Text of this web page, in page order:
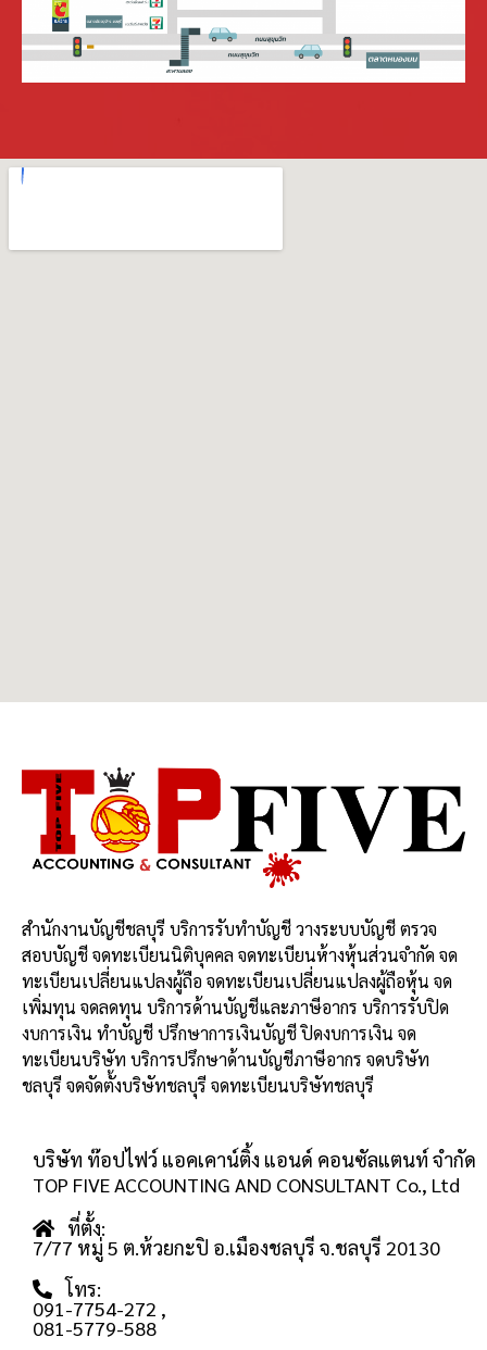
สำนักงานบัญชีชลบุรี บริการรับทำบัญชี วางระบบบัญชี ตรวจ
สอบบัญชี จดทะเบียนนิติบุคคล จดทะเบียนห้างหุ้นส่วนจำกัด จด
ทะเบียนเปลี่ยนแปลงผู้ถือ จดทะเบียนเปลี่ยนแปลงผู้ถือหุ้น จด
เพิ่มทุน จดลดทุน บริการด้านบัญชีและภาษีอากร บริการรับปิด
งบการเงิน ทำบัญชี ปรึกษาการเงินบัญชี ปิดงบการเงิน จด
ทะเบียนบริษัท บริการปรึกษาด้านบัญชีภาษีอากร จดบริษัท
ชลบุรี จดจัดตั้งบริษัทชลบุรี จดทะเบียนบริษัทชลบุรี
บริษัท ท๊อปไฟว์ แอคเคาน์ติ้ง แอนด์ คอนซัลแตนท์ จำกัด
TOP FIVE ACCOUNTING AND CONSULTANT Co., Ltd
ที่ตั้ง:
7/77 หมู่ 5 ต.ห้วยกะปิ อ.เมืองชลบุรี จ.ชลบุรี 20130
โทร:
091-7754-272 ,
081-5779-588